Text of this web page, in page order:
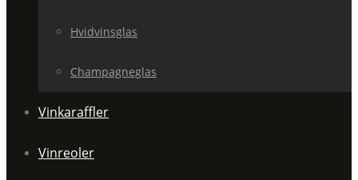
Hvidvinsglas
Champagneglas
Vinkaraffler
Vinreoler